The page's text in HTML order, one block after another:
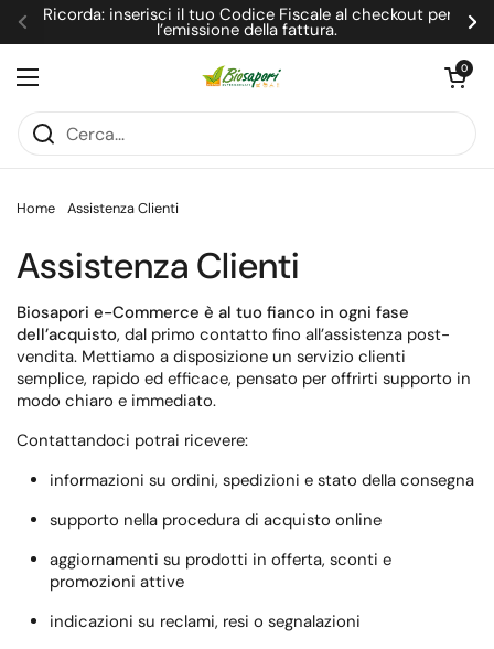
Passa ai contenuti
Precedente
Ricorda: inserisci il tuo Codice Fiscale al checkout per
l’emissione della fattura.
Apri menu
Apri
0
Home Assistenza Clienti
Assistenza Clienti
Biosapori e-Commerce è al tuo fianco in ogni fase
dell’acquisto, dal primo contatto fino all’assistenza post-
vendita. Mettiamo a disposizione un servizio clienti
semplice, rapido ed efficace, pensato per offrirti supporto in
modo chiaro e immediato.
Contattandoci potrai ricevere:
informazioni su ordini, spedizioni e stato della consegna
supporto nella procedura di acquisto online
aggiornamenti su prodotti in offerta, sconti e
promozioni attive
indicazioni su reclami, resi o segnalazioni